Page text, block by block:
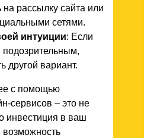
рассылку сайта или
сетями.
интуиции: Если
подозрительным,
другой вариант.
с помощью
сервисов – это не
инвестиция в ваш